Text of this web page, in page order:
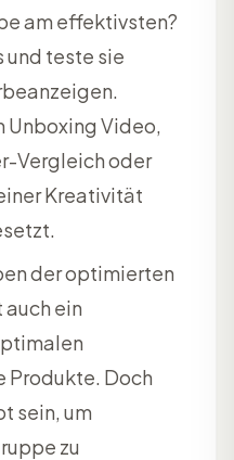
am effektivsten?
und teste sie
Unboxing Video,
Vergleich oder
Kreativität
der optimierten
ein
Produkte. Doch
sein, um
zu